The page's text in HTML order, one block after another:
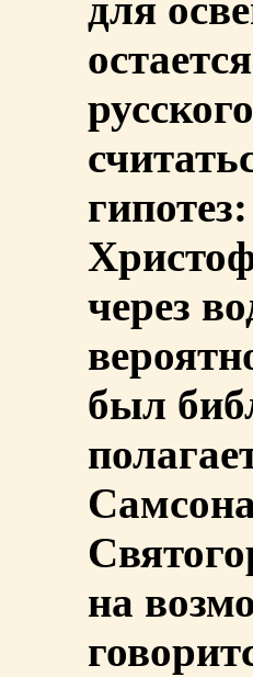
для
через
был
на